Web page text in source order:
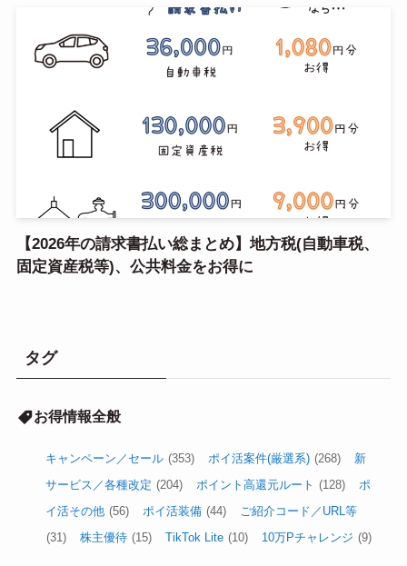
【2026年の請求書払い総まとめ】地方税(自動車税、
固定資産税等)、公共料金をお得に
タグ
お得情報全般
キャンペーン／セール (353) ポイ活案件(厳選系) (268)
新
サービス／各種改定 (204) ポイント高還元ルート (128)
ポ
イ活その他 (56) ポイ活装備 (44)
ご紹介コード／URL等
(31)
株主優待 (15) TikTok Lite (10) 10万Pチャレンジ (9)